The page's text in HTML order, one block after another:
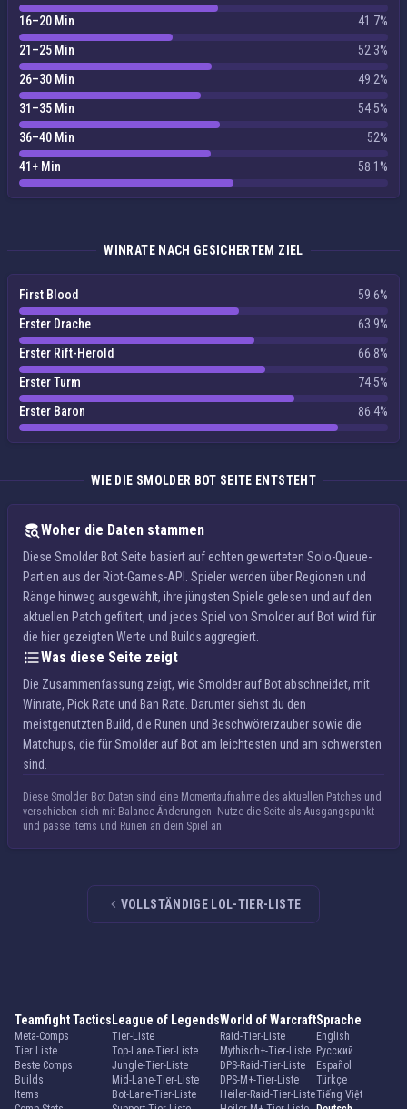
16–20 Min
41.7%
21–25 Min
52.3%
26–30 Min
49.2%
31–35 Min
54.5%
36–40 Min
52%
41+ Min
58.1%
WINRATE NACH GESICHERTEM ZIEL
First Blood
59.6%
Erster Drache
63.9%
Erster Rift-Herold
66.8%
Erster Turm
74.5%
Erster Baron
86.4%
WIE DIE SMOLDER BOT SEITE ENTSTEHT
Woher die Daten stammen
Diese Smolder Bot Seite basiert auf echten gewerteten Solo-Queue-
Partien aus der Riot-Games-API. Spieler werden über Regionen und
Ränge hinweg ausgewählt, ihre jüngsten Spiele gelesen und auf den
aktuellen Patch gefiltert, und jedes Spiel von Smolder auf Bot wird für
die hier gezeigten Werte und Builds aggregiert.
Was diese Seite zeigt
Die Zusammenfassung zeigt, wie Smolder auf Bot abschneidet, mit
Winrate, Pick Rate und Ban Rate. Darunter siehst du den
meistgenutzten Build, die Runen und Beschwörerzauber sowie die
Matchups, die für Smolder auf Bot am leichtesten und am schwersten
sind.
Diese Smolder Bot Daten sind eine Momentaufnahme des aktuellen Patches und
verschieben sich mit Balance-Änderungen. Nutze die Seite als Ausgangspunkt
und passe Items und Runen an dein Spiel an.
VOLLSTÄNDIGE LOL-TIER-LISTE
Teamfight Tactics
Meta-Comps
Tier Liste
Beste Comps
Builds
Items
League of Legends
Tier-Liste
Top-Lane-Tier-Liste
Jungle-Tier-Liste
Mid-Lane-Tier-Liste
Bot-Lane-Tier-Liste
World of Warcraft
Raid-Tier-Liste
Mythisch+-Tier-Liste
DPS-Raid-Tier-Liste
DPS-M+-Tier-Liste
Heiler-Raid-Tier-Liste
Sprache
English
Русский
Español
Türkçe
Tiếng Việt